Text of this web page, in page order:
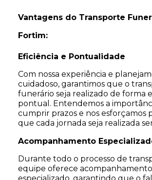
Vantagens do Transporte
Fortim:
Eficiência e Pontualidade
Com nossa experiência e
cuidadoso, garantimos que o
funerário seja realizado de forma
pontual. Entendemos a
cumprir prazos e nos esforçamos
que cada jornada seja realizada
Acompanhamento
Durante todo o processo de
equipe oferece acompanhamento